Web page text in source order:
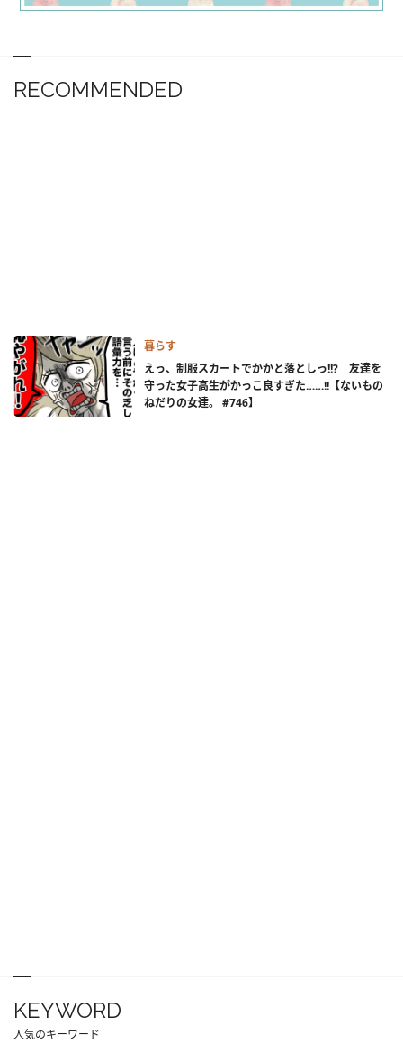
RECOMMENDED
暮らす
えっ、制服スカートでかかと落としっ!!? 友達を
守った女子高生がかっこ良すぎた……!!【ないもの
ねだりの女達。 #746】
KEYWORD
人気のキーワード